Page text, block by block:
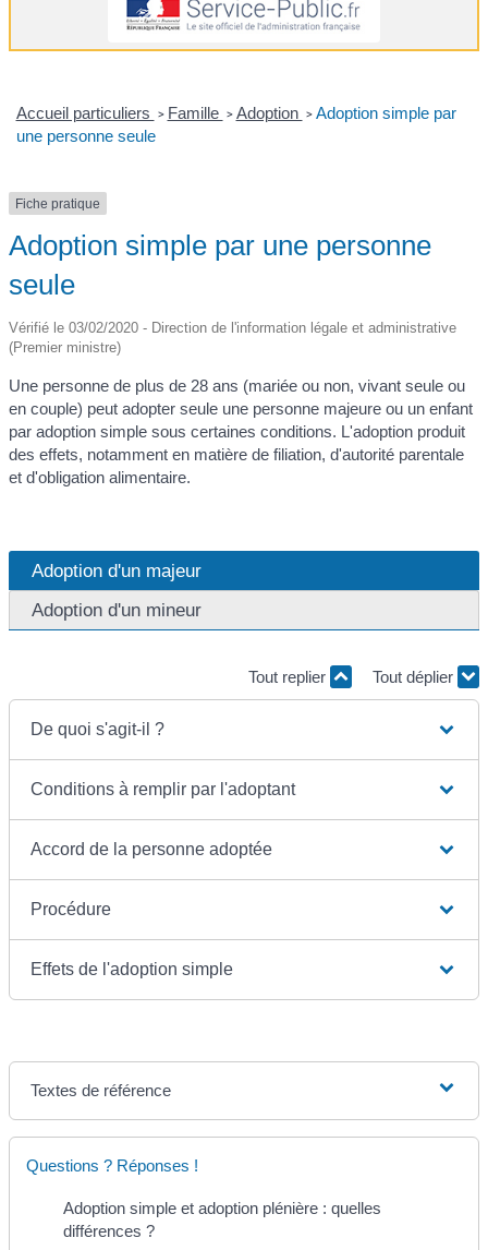
Accueil particuliers > Famille > Adoption > Adoption simple par
une personne seule
Fiche pratique
Adoption simple par une personne
seule
Vérifié le 03/02/2020 - Direction de l'information légale et administrative
(Premier ministre)
Une personne de plus de 28 ans (mariée ou non, vivant seule ou
en couple) peut adopter seule une personne majeure ou un enfant
par adoption simple sous certaines conditions. L'adoption produit
des effets, notamment en matière de filiation, d'autorité parentale
et d'obligation alimentaire.
Adoption d'un majeur
Adoption d'un mineur
Tout replier Tout déplier
De quoi s'agit-il ?
Conditions à remplir par l'adoptant
Accord de la personne adoptée
Procédure
Effets de l'adoption simple
Textes de référence
Questions ? Réponses !
Adoption simple et adoption plénière : quelles
différences ?